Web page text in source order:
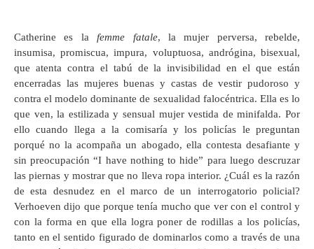
Catherine es lafemme fatale, la mujer perversa, rebelde,
insumisa, promiscua, impura, voluptuosa, andrógina, bisexual,
que atenta contra el tabú de la invisibilidad en el que están
encerradas las mujeres buenas y castas de vestir pudoroso y
contra el modelo dominante de sexualidad falocéntrica. Ella es lo
que ven, la estilizada y sensual mujer vestida de minifalda. Por
ello cuando llega a la comisaría y los policías le preguntan
porqué no la acompaña un abogado, ella contesta desafiante y
sin preocupación “I have nothing to hide” para luego descruzar
las piernas y mostrar que no lleva ropa interior. ¿Cuál es la razón
de esta desnudez en el marco de un interrogatorio policial?
Verhoeven dijo que porque tenía mucho que ver con el control y
con la forma en que ella logra poner de rodillas a los policías,
tanto en el sentido figurado de dominarlos como a través de una